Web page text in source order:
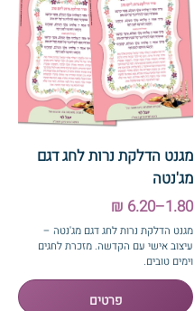
מגנט הדלקת נרות לחג דגם
מג'נטה
1.80–6.20 ₪
מגנט הדלקת נרות לחג דגם מג'נטה –
עיצוב אישי עם הקדשה. מזכרת לחגים
וימים טובים.